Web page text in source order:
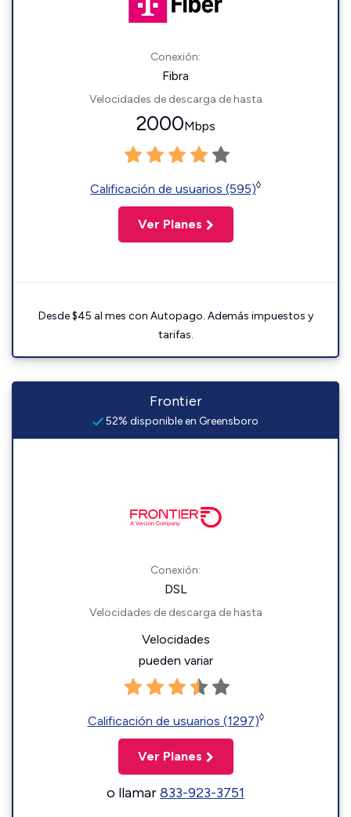
Conexión:
Fibra
Velocidades de descarga de hasta
2000Mbps
Calificación de usuarios (595)◊
Ver Planes
Desde $45 al mes con Autopago. Además impuestos y
tarifas.
Frontier
52% disponible en Greensboro
Conexión:
DSL
Velocidades de descarga de hasta
Velocidades
pueden variar
Calificación de usuarios (1297)◊
Ver Planes
o llamar833-923-3751